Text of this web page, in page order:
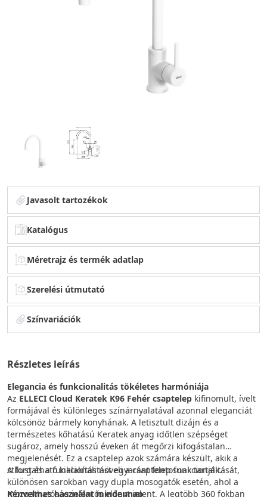
Javasolt tartozékok
Katalógus
Méretrajz és termék adatlap
Szerelési útmutató
Színvariációk
Részletes leírás
Elegancia és funkcionalitás tökéletes harmóniája
Az ELLECI Cloud Keratek K96 Fehér csaptelep kifinomult, ívelt
formájával és különleges színárnyalatával azonnal eleganciát
kölcsönöz bármely konyhának. A letisztult dizájn és a
természetes kőhatású Keratek anyag időtlen szépséget
sugároz, amely hosszú éveken át megőrzi kifogástalan
megjelenését. Ez a csaptelep azok számára készült, akik a
stílust és a funkcionalitást egyaránt fontosnak tartják.
Kényelmes használat mindennap
A forgatható kialakítás növeli a csaptelep funkcionalitását,
különösen sarokban vagy dupla mosogatók esetén, ahol a
mozgathatóság jelentős előnyt jelent. A legtöbb 360 fokban